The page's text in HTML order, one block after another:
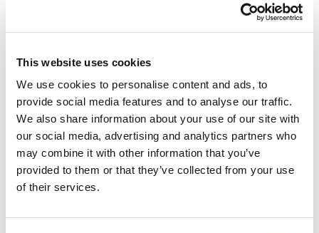
This website uses cookies
We use cookies to personalise content and ads, to
provide social media features and to analyse our traffic.
We also share information about your use of our site with
our social media, advertising and analytics partners who
may combine it with other information that you’ve
provided to them or that they’ve collected from your use
of their services.
Schiedel obložni element
je mogoče zaradi njegove majhne teže montirati hitro in
Prav tako ne potrebujete konzolne in krovne plošče.
Vedno se najde ustrezna rešitev
Da bi se obložni element harmonično vklapljal v
celostno podobo stavbe, ga je možno naročiti v različnih
barvah in površinskih strukturah.
Standardne višine elementov so: 75, 100, 125,
150, 175, 200, 225 in 250 cm.